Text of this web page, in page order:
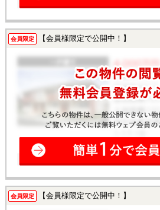
会員限定 【会員様限定で公開中！】
会員限定 【会員様限定で公開中！】